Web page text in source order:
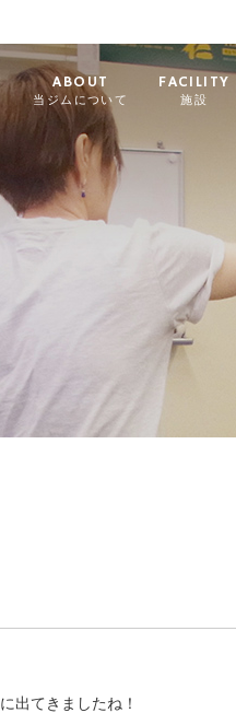
ABOUT
当ジムについて
FACILITY
施設
出てきましたね！